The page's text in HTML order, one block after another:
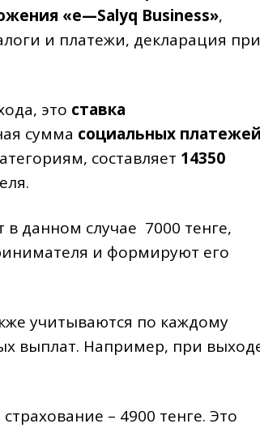
«e—Salyq Business»,
и платежи, декларация при
это ставка
сумма социальных
составляет 14350
данном случае 7000 тенге,
и формируют его
учитываются по каждому
выплат. Например, при
– 4900 тенге. Это